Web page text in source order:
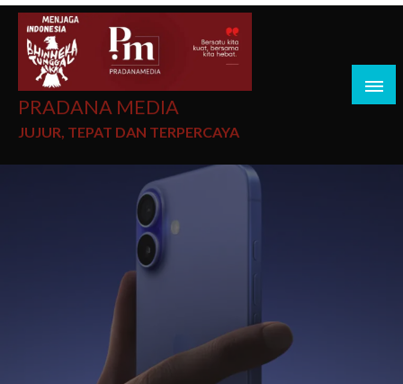
PRADANA MEDIA
JUJUR, TEPAT DAN TERPERCAYA